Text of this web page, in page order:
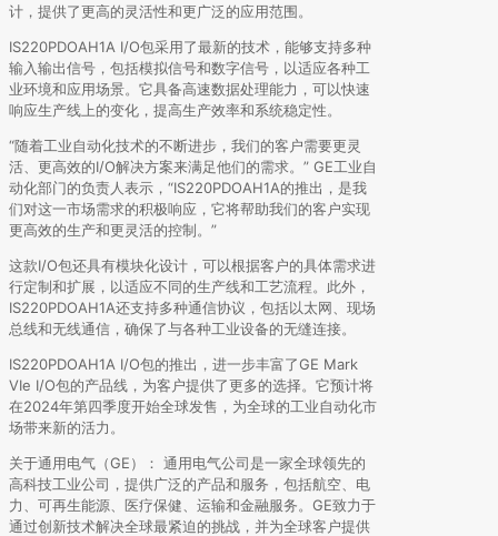
计，提供了更高的灵活性和更广泛的应用范围。
IS220PDOAH1A I/O包采用了最新的技术，能够支持多种
输入输出信号，包括模拟信号和数字信号，以适应各种工
业环境和应用场景。它具备高速数据处理能力，可以快速
响应生产线上的变化，提高生产效率和系统稳定性。
“随着工业自动化技术的不断进步，我们的客户需要更灵
活、更高效的I/O解决方案来满足他们的需求。” GE工业自
动化部门的负责人表示，“IS220PDOAH1A的推出，是我
们对这一市场需求的积极响应，它将帮助我们的客户实现
更高效的生产和更灵活的控制。”
这款I/O包还具有模块化设计，可以根据客户的具体需求进
行定制和扩展，以适应不同的生产线和工艺流程。此外，
IS220PDOAH1A还支持多种通信协议，包括以太网、现场
总线和无线通信，确保了与各种工业设备的无缝连接。
IS220PDOAH1A I/O包的推出，进一步丰富了GE Mark
VIe I/O包的产品线，为客户提供了更多的选择。它预计将
在2024年第四季度开始全球发售，为全球的工业自动化市
场带来新的活力。
关于通用电气（GE）： 通用电气公司是一家全球领先的
高科技工业公司，提供广泛的产品和服务，包括航空、电
力、可再生能源、医疗保健、运输和金融服务。GE致力于
通过创新技术解决全球最紧迫的挑战，并为全球客户提供